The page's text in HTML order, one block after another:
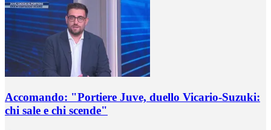
Accomando: "Portiere Juve, duello Vicario-Suzuki:
chi sale e chi scende"